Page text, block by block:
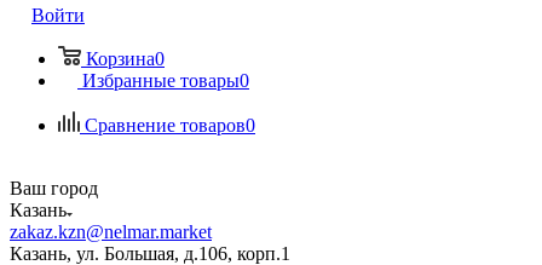
Войти
Корзина0
Избранные товары0
Сравнение товаров0
Ваш город
Казань
zakaz.kzn@nelmar.market
Казань, ул. Большая, д.106, корп.1